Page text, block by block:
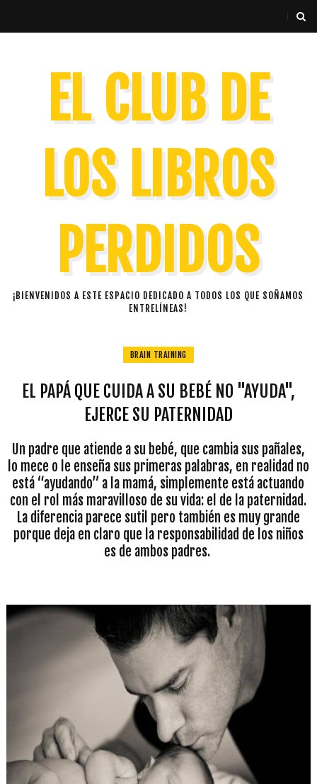
EL CLUB DE
LOS LIBROS
PERDIDOS
¡BIENVENIDOS A ESTE ESPACIO DEDICADO A TODOS LOS QUE SOÑAMOS
ENTRELÍNEAS!
BRAIN TRAINING
EL PAPÁ QUE CUIDA A SU BEBÉ NO "AYUDA",
EJERCE SU PATERNIDAD
Un padre que atiende a su bebé, que cambia sus pañales,
lo mece o le enseña sus primeras palabras, en realidad no
está “ayudando” a la mamá, simplemente está actuando
con el rol más maravilloso de su vida: el de la paternidad.
La diferencia parece sutil pero también es muy grande
porque deja en claro que la responsabilidad de los niños
es de ambos padres.